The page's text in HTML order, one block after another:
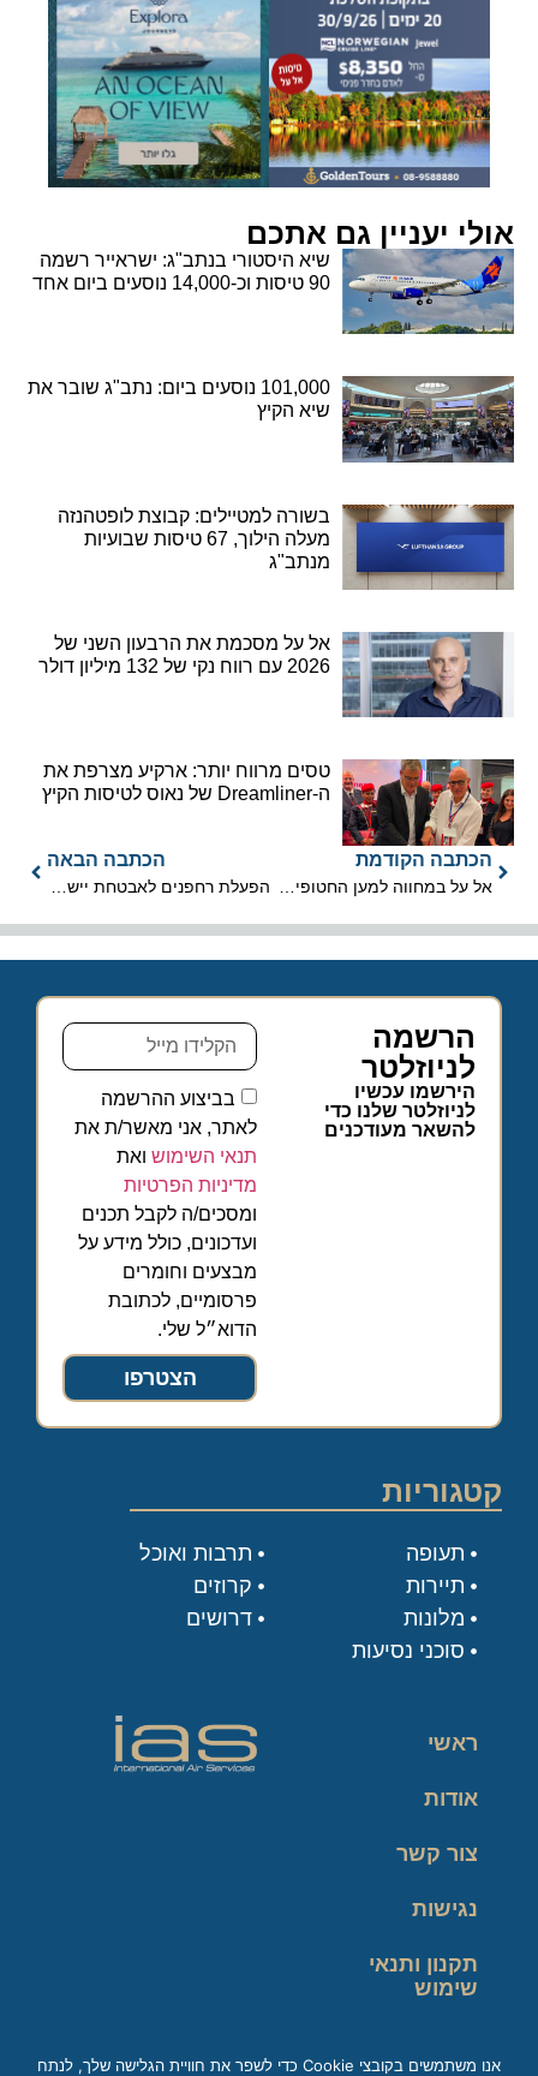
אולי יעניין גם אתכם
שיא היסטורי בנתב"ג: ישראייר רשמה
90 טיסות וכ-14,000 נוסעים ביום אחד
101,000 נוסעים ביום: נתב"ג שובר את
שיא הקיץ
בשורה למטיילים: קבוצת לופטהנזה
מעלה הילוך, 67 טיסות שבועיות
מנתב"ג
אל על מסכמת את הרבעון השני של
2026 עם רווח נקי של 132 מיליון דולר
טסים מרווח יותר: ארקיע מצרפת את
ה-Dreamliner של נאוס לטיסות הקיץ
הכתבה הקודמת הכתבה הבאה
הרשמה
לניוזלטר
הירשמו עכשיו
לניוזלטר שלנו כדי
להשאר מעודכנים
בביצוע ההרשמה
לאתר, אני מאשר/ת את
תנאי השימוש ואת
מדיניות הפרטיות
ומסכים/ה לקבל תכנים
ועדכונים, כולל מידע על
מבצעים וחומרים
פרסומיים, לכתובת
הדוא״ל שלי.
הצטרפו
קטגוריות
תעופה
תיירות
מלונות
סוכני נסיעות
תרבות ואוכל
קרוזים
דרושים
ראשי
אודות
צור קשר
נגישות
תקנון ותנאי
שימוש
אנו משתמשים בקובצי Cookie כדי לשפר את חוויית הגלישה שלך, לנתח